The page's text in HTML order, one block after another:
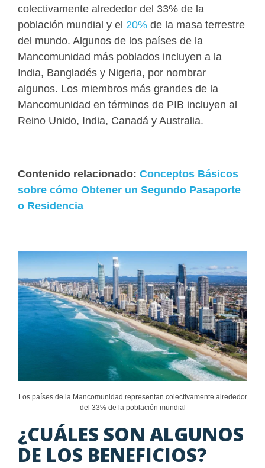
colectivamente alrededor del 33% de la
población mundial y el 20% de la masa terrestre
del mundo. Algunos de los países de la
Mancomunidad más poblados incluyen a la
India, Bangladés y Nigeria, por nombrar
algunos. Los miembros más grandes de la
Mancomunidad en términos de PIB incluyen al
Reino Unido, India, Canadá y Australia.
Contenido relacionado: Conceptos Básicos
sobre cómo Obtener un Segundo Pasaporte
o Residencia
Los países de la Mancomunidad representan colectivamente alrededor
del 33% de la población mundial
¿CUÁLES SON ALGUNOS
DE LOS BENEFICIOS?